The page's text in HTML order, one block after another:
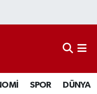
SPOR DÜNYA